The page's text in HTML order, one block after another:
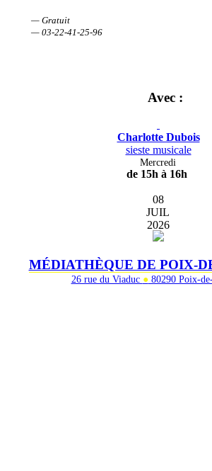
— Gratuit
— 03-22-41-25-96
Avec :
Charlotte Dubois
sieste musicale
Mercredi
de 15h à 16h
08
JUIL
2026
MÉDIATHÈQUE DE POIX-
26 rue du Viaduc ●80290 Poix-